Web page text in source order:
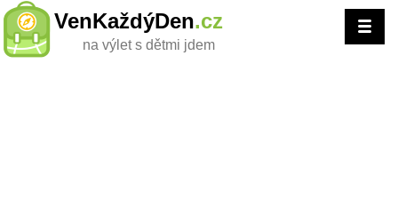
VenKaždýDen.cz
na výlet s dětmi jdem